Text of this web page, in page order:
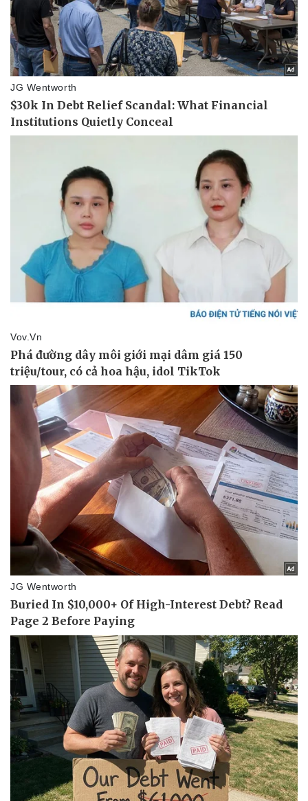
Pháp luật
Vụ án
Tin nóng
Tư vấn luật
Quân sự - Quốc phòng
Vũ khí
Việt Nam
Phân tích